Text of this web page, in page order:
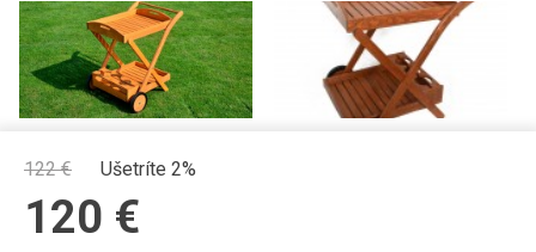
122€ Ušetríte 2%
120 €